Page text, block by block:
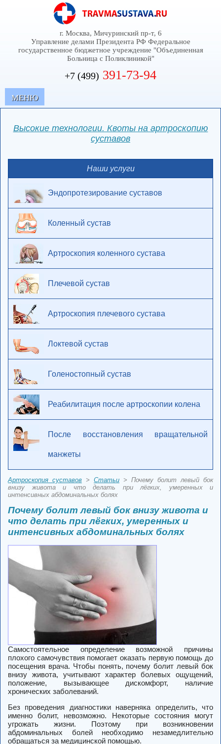
г. Москва, Мичуринский пр-т, 6
Управление делами Президента РФ Федеральное
государственное бюджетное учреждение "Объединенная
Больница с Поликлиникой"
+7 (499) 391-73-94
MЕНЮ
Высокие технологии. Квоты на артроскопию
суставов
Наши услуги
Эндопротезирование суставов
Коленный сустав
Артроскопия коленного сустава
Плечевой сустав
Артроскопия плечевого сустава
Локтевой сустав
Голеностопный сустав
Реабилитация после артроскопии колена
После восстановления вращательной
манжеты
Артроскопия суставов > Статьи > Почему болит левый бок
внизу живота и что делать при лёгких, умеренных и
интенсивных абдоминальных болях
Почему болит левый бок внизу живота и
что делать при лёгких, умеренных и
интенсивных абдоминальных болях
Самостоятельное определение возможной причины
плохого самочувствия помогает оказать первую помощь до
посещения врача. Чтобы понять, почему болит левый бок
внизу живота, учитывают характер болевых ощущений,
положение, вызывающее дискомфорт, наличие
хронических заболеваний.
Без проведения диагностики наверняка определить, что
именно болит, невозможно. Некоторые состояния могут
угрожать жизни. Поэтому при возникновении
абдоминальных болей необходимо незамедлительно
обращаться за медицинской помощью.